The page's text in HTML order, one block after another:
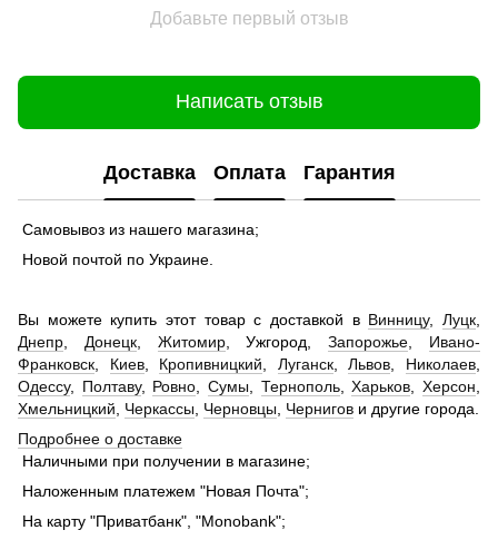
Добавьте первый отзыв
Написать отзыв
Доставка Оплата Гарантия
Самовывоз из нашего магазина;
Новой почтой по Украине.
Вы можете купить этот товар с доставкой в Винницу,Луцк
Днепр
Донецк, Житомир, Ужгород,Запорожье
Ивано-
Франковск
Киев, Кропивницкий Луганск,Львов Николаев
Одессу, Полтаву, Ровно ,Сумы Тернополь,Харьков ,Херсон
Хмельницкий
Черкассы Черновцы Чернигов и другие города.
Подробнее о доставке
Наличными при получении в магазине;
Наложенным платежем "Новая Почта";
На карту "Приватбанк", "Monobank";